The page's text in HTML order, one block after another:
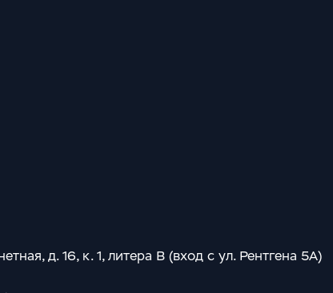
д. 16, к. 1, литера В (вход с ул. Рентгена 5А)